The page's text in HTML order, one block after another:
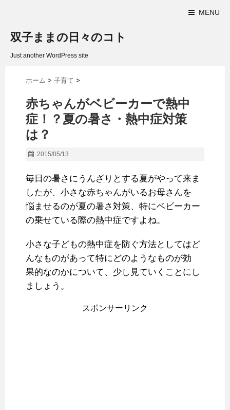
MENU
双子ままの日々のコト
Just another WordPress site
ホーム > 子育て >
赤ちゃんがベビーカーで熱中
症！？夏の暑さ・熱中症対策
は？
2015/05/13
毎日の暑さにうんざりとする夏がやって来ま
したが、小さな赤ちゃんがいるお母さんを
悩ませるのが夏の暑さ対策、特にベビーカー
の乗せている際の熱中症ですよね。
小さな子どもの熱中症を防ぐ方法としてはど
んなものがあって特にどのようなものが効
果的なのかについて、少し見ていくことにし
ましょう。
スポンサーリンク